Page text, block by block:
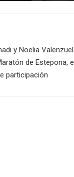
y Noelia
de Estepona,
participación